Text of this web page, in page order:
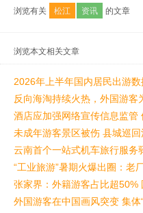
浏览有关 松江 资讯 的文章
浏览本文相关文章
2026年上半年国内居民出游
反向海淘持续火热，外国游客
酒店应加强网络宣传信息监管
未成年游客景区被伤 县城巡
云南首个一站式机车旅行服务
“工业旅游”暑期火爆出圈：老
张家界：外籍游客占比超50%
外国游客在中国画风突变 集体